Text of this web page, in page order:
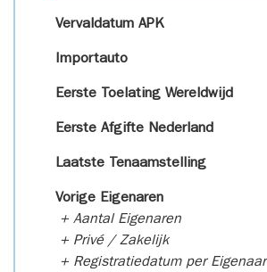
Vervaldatum APK
Importauto
Eerste Toelating Wereldwijd
Eerste Afgifte Nederland
Laatste Tenaamstelling
Vorige Eigenaren
+ Aantal Eigenaren
+ Privé / Zakelijk
+ Registratiedatum per Eigenaar